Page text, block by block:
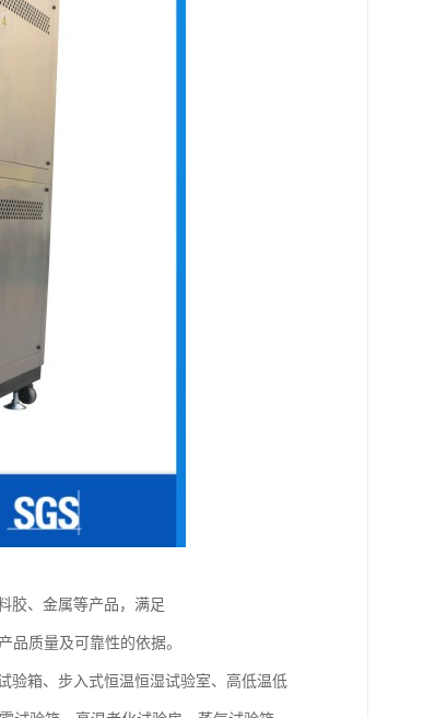
胶、金属等产品，满足
品质量及可靠性的依据。
验箱、步入式恒温恒湿试验室、高低温低